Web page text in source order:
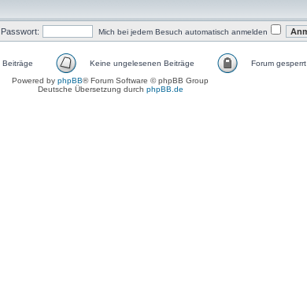
Passwort: Mich bei jedem Besuch automatisch anmelden
Beiträge Keine ungelesenen Beiträge
Forum gesperrt
Powered by phpBB® Forum Software © phpBB Group
Deutsche Übersetzung durch phpBB.de